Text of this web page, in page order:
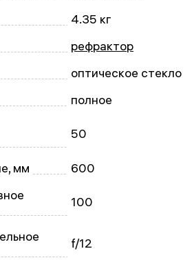
4.35 кг
рефрактор
оптическое стекло
полное
50
мм
600
100
f/12